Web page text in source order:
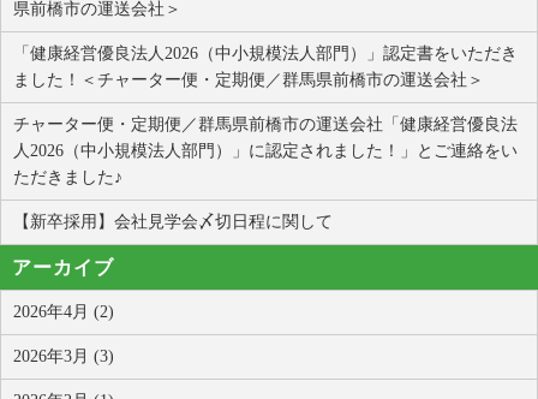
県前橋市の運送会社＞
「健康経営優良法人2026（中小規模法人部門）」認定書をいただき
ました！＜チャーター便・定期便／群馬県前橋市の運送会社＞
チャーター便・定期便／群馬県前橋市の運送会社「健康経営優良法
人2026（中小規模法人部門）」に認定されました！」とご連絡をい
ただきました♪
【新卒採用】会社見学会〆切日程に関して
アーカイブ
2026年4月 (2)
2026年3月 (3)